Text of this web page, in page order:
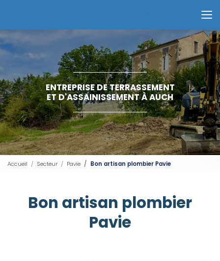
principal
ENTREPRISE DE TERRASSEMENT
ET D'ASSAINISSEMENT À AUCH
Accueil Secteur Pavie Bon artisan plombier Pavie
Bon artisan plombier
Pavie